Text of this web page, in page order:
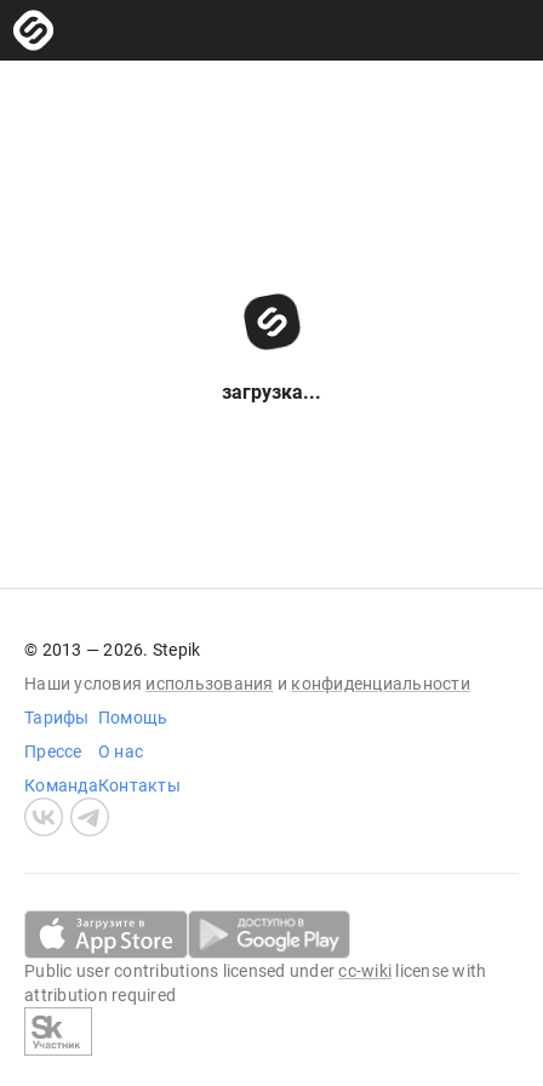
загрузка...
© 2013 — 2026. Stepik
Наши условия использования и конфиденциальности
Тарифы
Прессе
Команда
Помощь
О нас
Контакты
Public user contributions licensed undercc-wiki license with
attribution required